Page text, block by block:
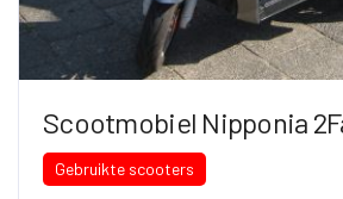
Scootmobiel Nipponia
Gebruikte scooters